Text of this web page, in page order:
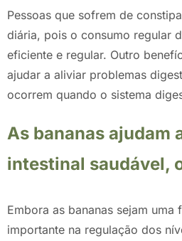
Pessoas que sofrem de
diária, pois o consumo regular
eficiente e regular. Outro
ajudar a aliviar problemas
ocorrem quando o sistema
As bananas ajudam
intestinal saudável,
Embora as bananas sejam
importante na regulação dos